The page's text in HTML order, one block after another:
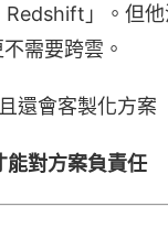
」。但他
需要跨雲。
還會客製化方案
能對方案負責任